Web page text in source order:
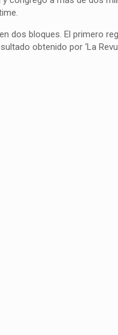
dos bloques. El primero
obtenido por ‘La